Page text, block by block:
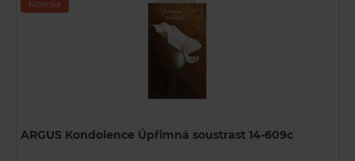
Novinka
ARGUS Kondolence Úpřimná soustrast 14-609c